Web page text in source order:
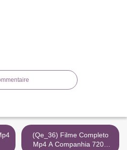
(Qe_36) Filme Completo
Mp4 A Companhia 720P